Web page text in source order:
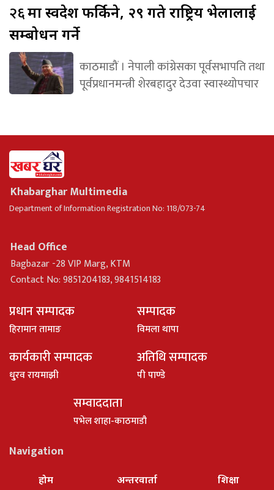
२६मा स्वदेश फर्किने, २९ गते राष्ट्रिय भेलालाई
सम्बोधन गर्ने
काठमाडौं । नेपाली कांग्रेसका पूर्वसभापति तथा
पूर्वप्रधानमन्त्री शेरबहादुर देउवा स्वास्थ्योपचार
Khabarghar Multimedia
Department of Information Registration No: 118/073-74
Head Office
Bagbazar -28 VIP Marg, KTM
Contact No: 9851204183, 9841514183
प्रधान सम्पादक
हिरामान तामाङ
सम्पादक
विमला थापा
कार्यकारी सम्पादक
धु्रव रायमाझी
अतिथि सम्पादक
पी पाण्डे
सम्वाददाता
पभेल शाहा-काठमाडौ
Navigation
होम अन्तरवार्ता शिक्षा